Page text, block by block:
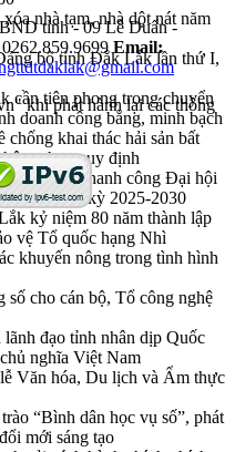
nhà tạm, nhà dột nát năm
bộ tỉnh Đắk Lắk lần thứ I,
cần tiên phong trong chuyển
doanh công bằng, minh bạch
khai thác hải sản bất
theo quy định
phần vào thanh công Đại hội
nhiệm kỳ 2025-2030
kỷ niệm 80 năm thành lập
vệ Tổ quốc hạng Nhì
khuyến nông trong tình hình
số cho cán bộ, Tổ công nghệ
đạo tỉnh nhân dịp Quốc
nghĩa Việt Nam
Văn hóa, Du lịch và Ẩm thực
“Bình dân học vụ số”, phát
mới sáng tạo
tỉnh - 09 Lê Duẩn -
0262.859.9699Email:
khi phát hành lại các thông